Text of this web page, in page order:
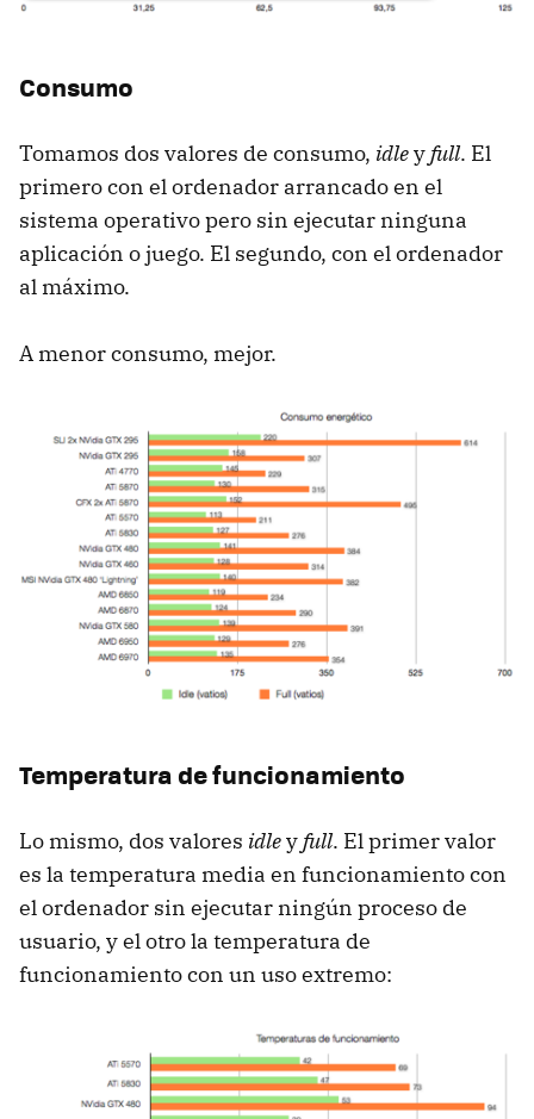
Consumo
Tomamos dos valores de consumo, idleyfull. El
primero con el ordenador arrancado en el
sistema operativo pero sin ejecutar ninguna
aplicación o juego. El segundo, con el ordenador
al máximo.
A menor consumo, mejor.
Temperatura de funcionamiento
Lo mismo, dos valores idleyfull. El primer valor
es la temperatura media en funcionamiento con
el ordenador sin ejecutar ningún proceso de
usuario, y el otro la temperatura de
funcionamiento con un uso extremo: